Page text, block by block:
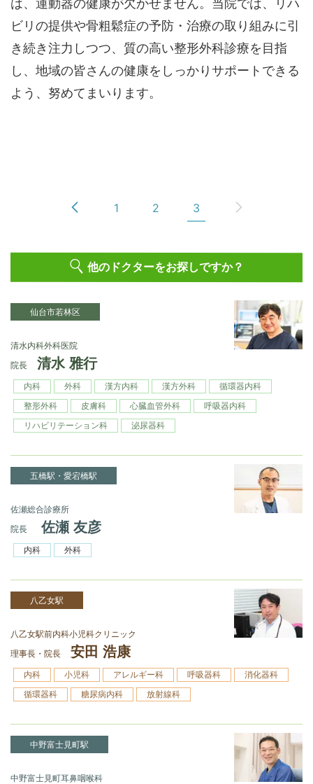
は、運動器の健康が欠かせません。当院では、リハ
ビリの提供や骨粗鬆症の予防・治療の取り組みに引
き続き注力しつつ、質の高い整形外科診療を目指
し、地域の皆さんの健康をしっかりサポートできる
よう、努めてまいります。
1 2 3
他のドクターをお探しですか？
仙台市若林区
清水内科外科医院
院長
清水 雅行
内科 外科 漢方内科 漢方外科
循環器内科
整形外科
皮膚科 心臓血管外科
呼吸器内科
リハビリテーション科
泌尿器科
五橋駅・愛宕橋駅
佐瀬総合診療所
院長
佐瀬 友彦
内科 外科
八乙女駅
八乙女駅前内科小児科クリニック
理事長・院長
安田 浩康
内科 小児科 アレルギー科 呼吸器科
消化器科
循環器科
糖尿病内科 放射線科
中野富士見町駅
中野富士見町耳鼻咽喉科